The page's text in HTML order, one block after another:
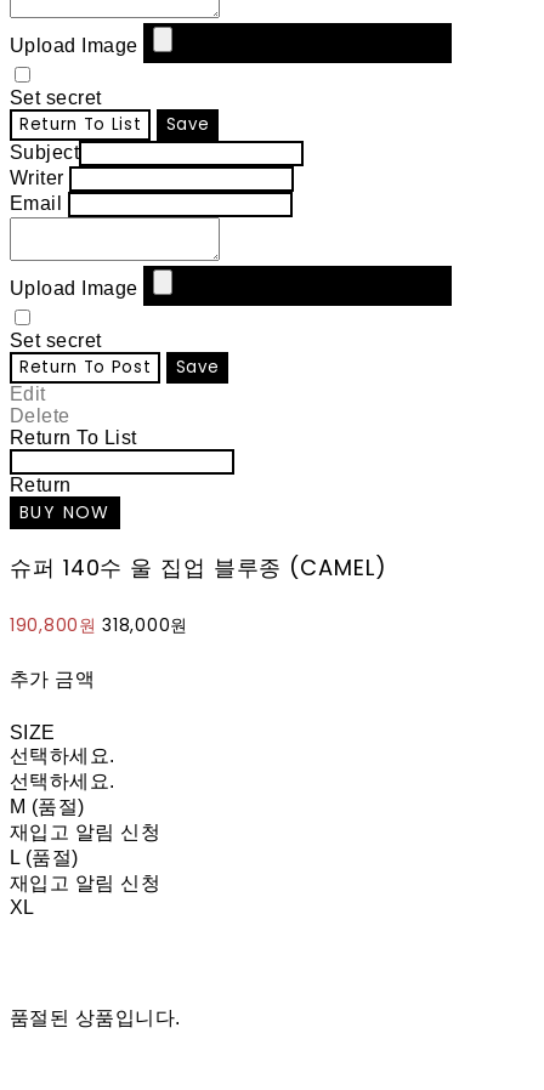
Upload Image
Set secret
Return To List Save
Subject
Writer
Email
Upload Image
Set secret
Return To Post Save
Edit
Delete
Return To List
Return
슈퍼 140수 울 집업 블루종 (CAMEL)
190,800원318,000원
추가 금액
SIZE
선택하세요.
선택하세요.
M (품절)
재입고 알림 신청
L (품절)
재입고 알림 신청
XL
품절된 상품입니다.